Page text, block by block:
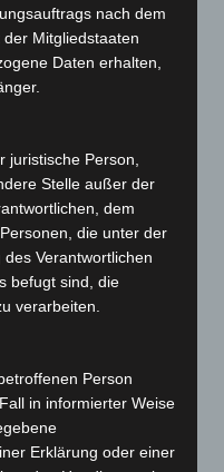
nach dem
Mitgliedstaaten
Daten erhalten,
juristische Person,
Stelle außer der
dem
die unter der
Verantwortlichen
befugt sind, die
verarbeiten.
Person
in informierter Weise
Erklärung oder einer